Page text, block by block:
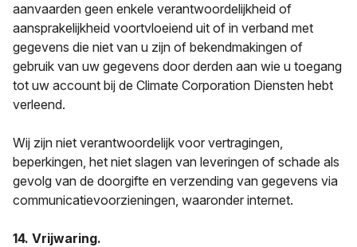
aanvaarden geen enkele verantwoordelijkheid of
aansprakelijkheid voortvloeiend uit of in verband met
gegevens die niet van u zijn of bekendmakingen of
gebruik van uw gegevens door derden aan wie u toegang
tot uw account bij de Climate Corporation Diensten hebt
verleend.
Wij zijn niet verantwoordelijk voor vertragingen,
beperkingen, het niet slagen van leveringen of schade als
gevolg van de doorgifte en verzending van gegevens via
communicatievoorzieningen, waaronder internet.
14. Vrijwaring.